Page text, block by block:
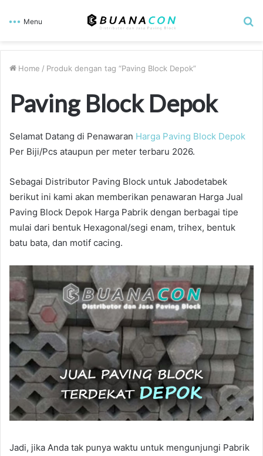
Menu
Home / Produk dengan tag “Paving Block Depok”
Paving Block Depok
Selamat Datang di Penawaran Harga Paving Block Depok
Per Biji/Pcs ataupun per meter terbaru 2026.
Sebagai Distributor Paving Block untuk Jabodetabek
berikut ini kami akan memberikan penawaran Harga Jual
Paving Block Depok Harga Pabrik dengan berbagai tipe
mulai dari bentuk Hexagonal/segi enam, trihex, bentuk
batu bata, dan motif cacing.
Jadi, jika Anda tak punya waktu untuk mengunjungi Pabrik